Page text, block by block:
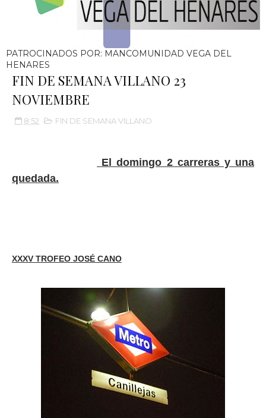
PATROCINADOS POR: MANCOMUNIDAD VEGA DEL
HENARES
FIN DE SEMANA VILLANO 23
NOVIEMBRE
8:52 FIN DE SEMANA VILLANO
El domingo 2 carreras y una
quedada.
XXXV TROFEO JOSÉ CANO